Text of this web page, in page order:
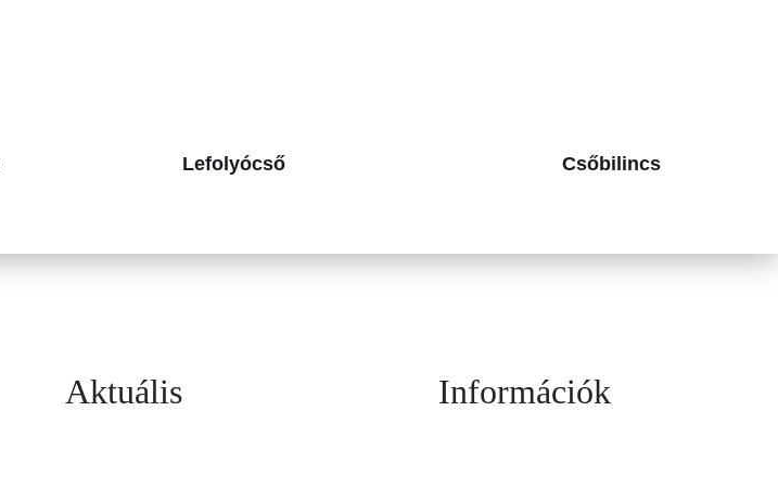
Lefolyócső Csőbilincs
Aktuális Információk